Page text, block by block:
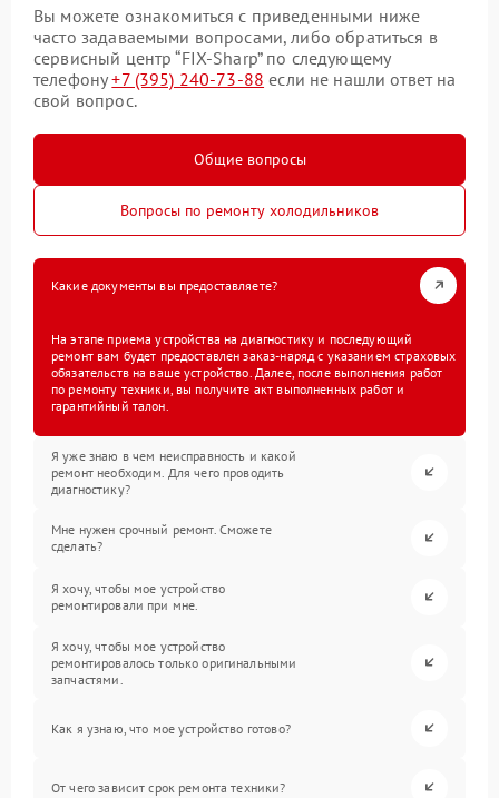
Вы можете ознакомиться с приведенными ниже
часто задаваемыми вопросами, либо обратиться в
сервисный центр “FIX-Sharp” по следующему
телефону+7 (395) 240-73-88 если не нашли ответ на
свой вопрос.
Общие вопросы
Вопросы по ремонту холодильников
Какие документы вы предоставляете?
На этапе приема устройства на диагностику и последующий
ремонт вам будет предоставлен заказ-наряд с указанием страховых
обязательств на ваше устройство. Далее, после выполнения работ
по ремонту техники, вы получите акт выполненных работ и
гарантийный талон.
Я уже знаю в чем неисправность и какой
ремонт необходим. Для чего проводить
диагностику?
Мне нужен срочный ремонт. Сможете
сделать?
Я хочу, чтобы мое устройство
ремонтировали при мне.
Я хочу, чтобы мое устройство
ремонтировалось только оригинальными
запчастями.
Как я узнаю, что мое устройство готово?
От чего зависит срок ремонта техники?